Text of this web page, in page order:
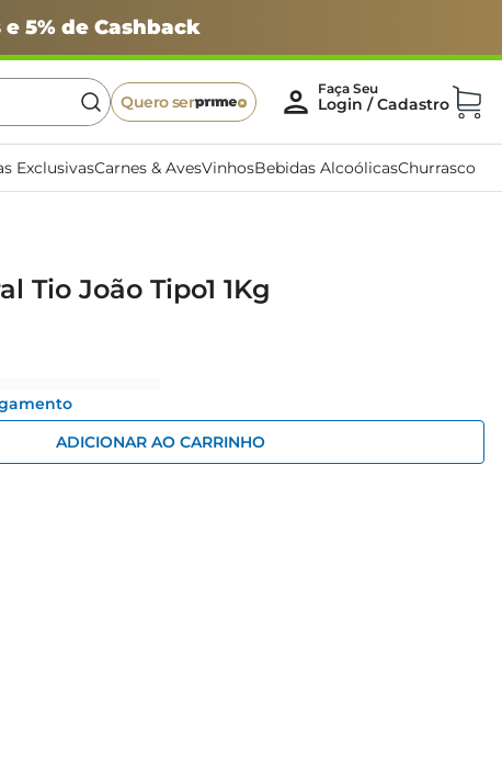
5% de Cashback
Quero ser
ExclusivasCarnes & AvesVinhosBebidas AlcoólicasChurrasco
Tio João Tipo1 1Kg
ADICIONAR AO CARRINHO